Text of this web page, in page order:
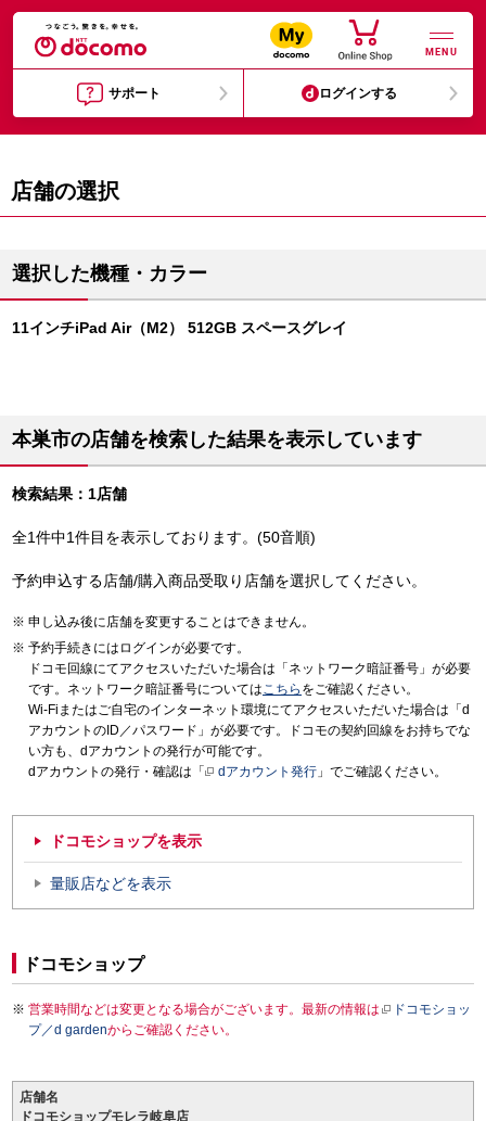
MENU
サポート ログインする
店舗の選択
選択した機種・カラー
11インチiPad Air（M2） 512GB スペースグレイ
本巣市の店舗を検索した結果を表示しています
検索結果：1店舗
全1件中1件目を表示しております。(50音順)
予約申込する店舗/購入商品受取り店舗を選択してください。
申し込み後に店舗を変更することはできません。
予約手続きにはログインが必要です。
ドコモ回線にてアクセスいただいた場合は「ネットワーク暗証番号」が必要
です。ネットワーク暗証番号についてはこちら をご確認ください。
Wi-Fiまたはご自宅のインターネット環境にてアクセスいただいた場合は「d
アカウントのID／パスワード」が必要です。ドコモの契約回線をお持ちでな
い方も、dアカウントの発行が可能です。
dアカウントの発行・確認は「
dアカウント発行 」でご確認ください。
ドコモショップを表示
量販店などを表示
ドコモショップ
営業時間などは変更となる場合がございます。最新の情報は
ドコモショッ
プ／d gardenからご確認ください。
店舗名
ドコモショップモレラ岐阜店